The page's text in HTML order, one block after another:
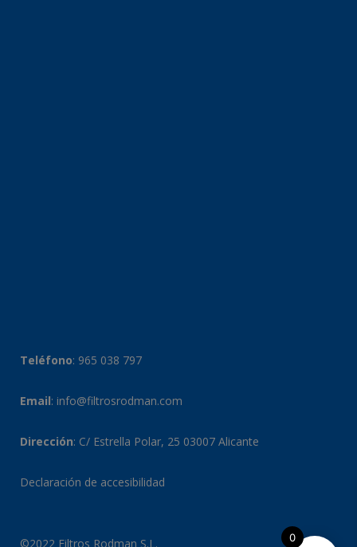
Teléfono: 965 038 797
Email: info@filtrosrodman.com
Dirección: C/ Estrella Polar, 25 03007 Alicante
Declaración de accesibilidad
©2022 Filtros Rodman S.L. 0